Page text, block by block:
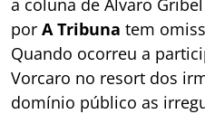
por A Tribuna tem
Quando ocorreu a
Vorcaro no resort dos
domínio público as